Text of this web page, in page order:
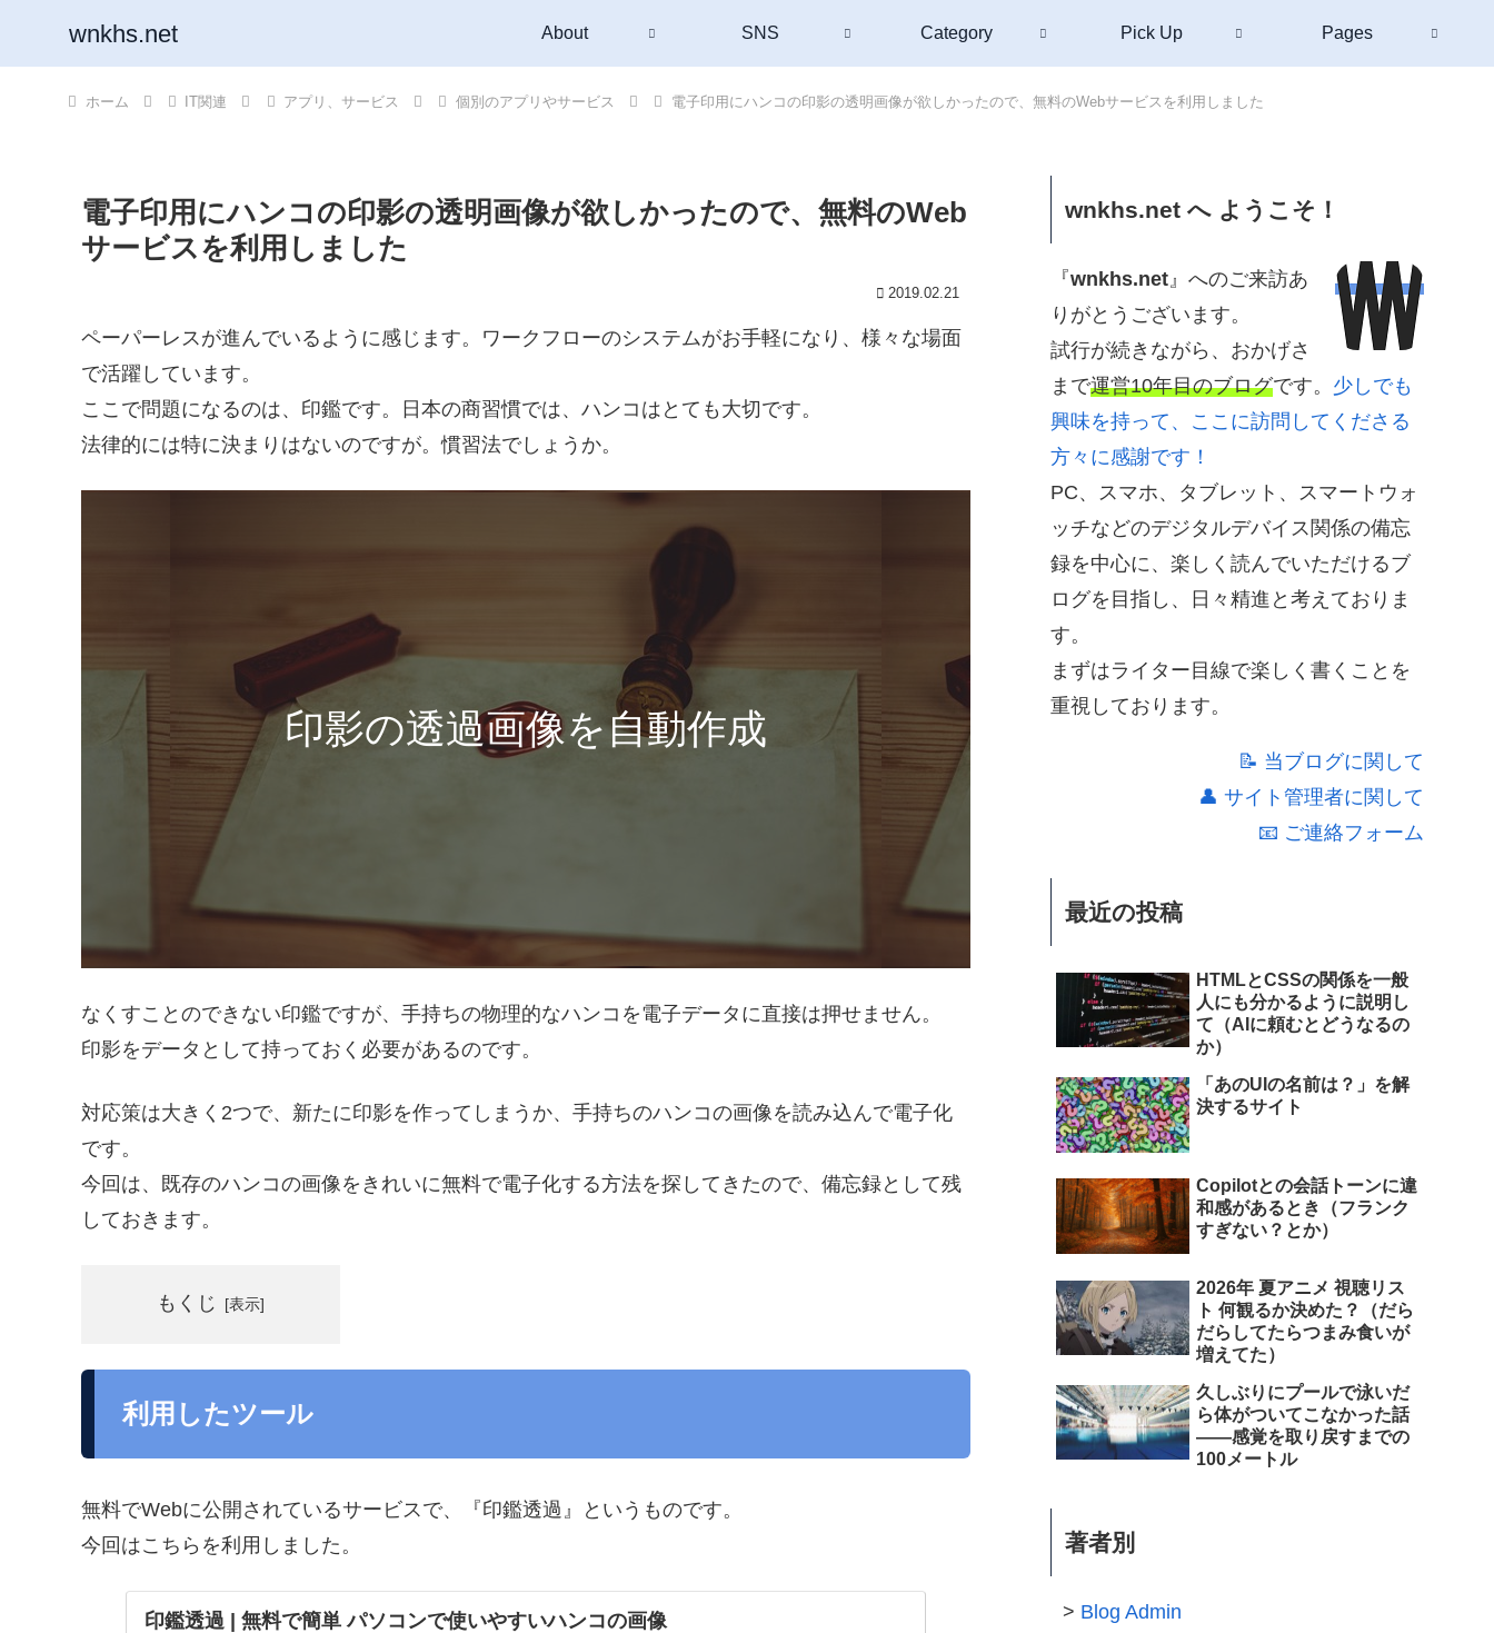
wnkhs.net About SNS Category Pick Up Pages
ホーム IT関連 アプリ、サービス 個別のアプリやサービス 電子印用にハンコの印影の透明画像が欲しかったので、無料のWebサービスを利用しました
電子印用にハンコの印影の透明画像が欲しかったので、無料のWeb
サービスを利用しました
2019.02.21
ペーパーレスが進んでいるように感じます。ワークフローのシステムがお手軽になり、様々な場面
で活躍しています。
ここで問題になるのは、印鑑です。日本の商習慣では、ハンコはとても大切です。
法律的には特に決まりはないのですが。慣習法でしょうか。
印影の透過画像を自動作成
なくすことのできない印鑑ですが、手持ちの物理的なハンコを電子データに直接は押せません。
印影をデータとして持っておく必要があるのです。
対応策は大きく2つで、新たに印影を作ってしまうか、手持ちのハンコの画像を読み込んで電子化
です。
今回は、既存のハンコの画像をきれいに無料で電子化する方法を探してきたので、備忘録として残
しておきます。
もくじ
利用したツール
無料でWebに公開されているサービスで、『印鑑透過』というものです。
今回はこちらを利用しました。
印鑑透過 | 無料で簡単 パソコンで使いやすいハンコの画像
wnkhs.net へ ようこそ！
『wnkhs.net 』へのご来訪あ
りがとうございます。
試行が続きながら、おかげさ
まで運営10年目のブログです。 少しでも
興味を持って、ここに訪問してくださる
方々に感謝です！
PC、スマホ、タブレット、スマートウォ
ッチなどのデジタルデバイス関係の備忘
録を中心に、楽しく読んでいただけるブ
ログを目指し、日々精進と考えておりま
す。
まずはライター目線で楽しく書くことを
重視しております。
📝 当ブログに関して
👤 サイト管理者に関して
📧 ご連絡フォーム
最近の投稿
HTMLとCSSの関係を一般
人にも分かるように説明し
て（AIに頼むとどうなるの
か）
「あのUIの名前は？」を解
決するサイト
Copilotとの会話トーンに違
和感があるとき（フランク
すぎない？とか）
2026年 夏アニメ 視聴リス
ト 何観るか決めた？（だら
だらしてたらつまみ食いが
増えてた）
久しぶりにプールで泳いだ
ら体がついてこなかった話
――感覚を取り戻すまでの
100メートル
著者別
Blog Admin